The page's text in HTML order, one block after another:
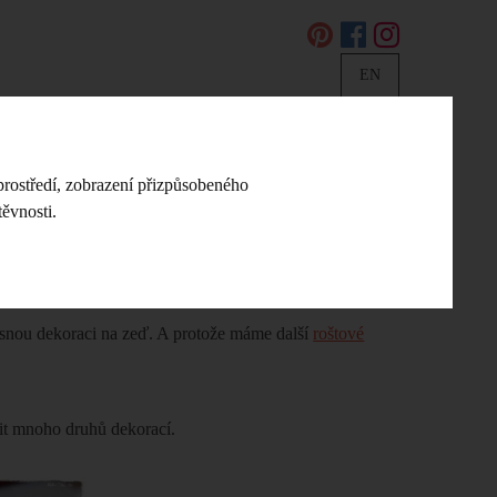
zobrazení přizpůsobeného
EN
lišta
dekoraci na zeď. A protože máme další roštové
mnoho druhů dekorací.